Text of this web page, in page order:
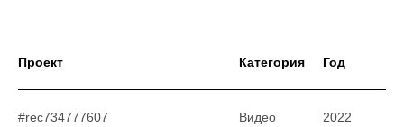
Проект Категория Год
#rec734777607 Видео 2022